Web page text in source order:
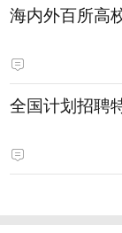
海内外百所高
全国计划招聘